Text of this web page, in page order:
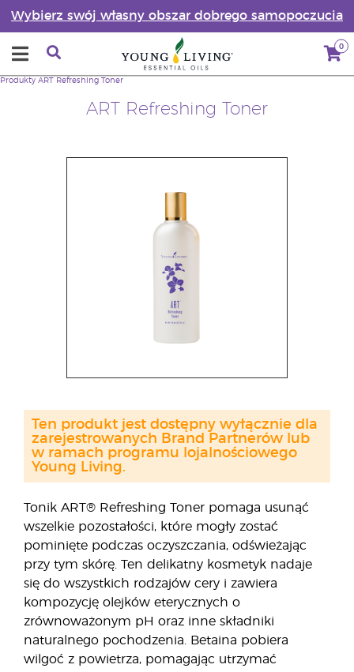
Wybierz swój własny obszar dobrego samopoczucia
0
ART Refreshing Toner
Produkty ART Refreshing Toner
Tonik ART® Refreshing Toner pomaga usunąć
wszelkie pozostałości, które mogły zostać
pominięte podczas oczyszczania, odświeżając
przy tym skórę. Ten delikatny kosmetyk nadaje
się do wszystkich rodzajów cery i zawiera
kompozycję olejków eterycznych o
zrównoważonym pH oraz inne składniki
naturalnego pochodzenia. Betaina pobiera
wilgoć z powietrza, pomagając utrzymać
Ten produkt jest dostępny wyłącznie dla
zarejestrowanych Brand Partnerów lub
w ramach programu lojalnościowego
Young Living.